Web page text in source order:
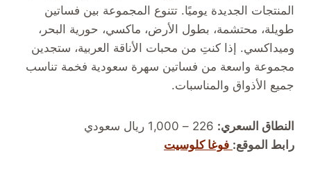
المنتجات الجديدة يوميًا. تتنوع المجموعة بين فساتين
طويلة، محتشمة، بطول الأرض، ماكسي، حورية البحر،
وميداكسي. إذا كنتِ من محبات الأناقة العربية، ستجدين
مجموعة واسعة من فساتين سهرة سعودية فخمة تناسب
جميع الأذواق والمناسبات.
النطاق السعري:
رابط الموقع: فوغا كلوسيت